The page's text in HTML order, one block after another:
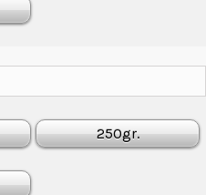
250gr.